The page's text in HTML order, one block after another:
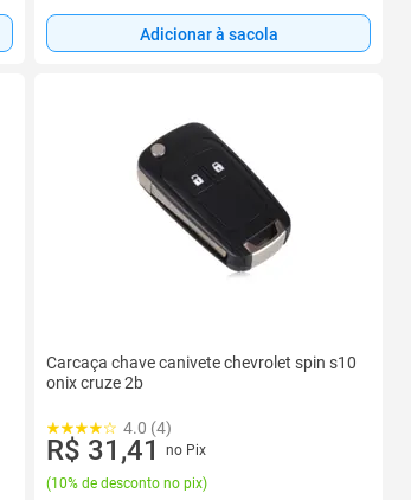
Adicionar à sacola
Carcaça chave canivete chevrolet spin s10
onix cruze 2b
4.0 (4)
R$ 31,41
no Pix
(10% de desconto no pix)